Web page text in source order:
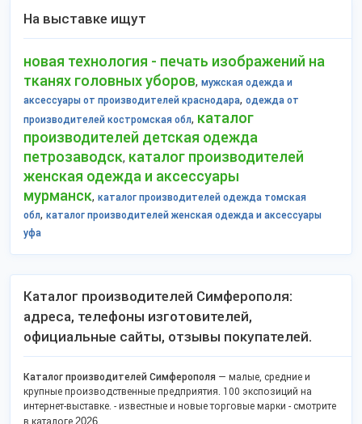
На выставке ищут
новая технология - печать изображений на
тканях головных уборов, мужская одежда и
аксессуары от производителей краснодара, одежда от
производителей костромская обл, каталог
производителей детская одежда
петрозаводск, каталог производителей
женская одежда и аксессуары
мурманск, каталог производителей одежда томская
обл, каталог производителей женская одежда и аксессуары
уфа
Каталог производителей Симферополя:
адреса, телефоны изготовителей,
официальные сайты, отзывы покупателей.
Каталог производителей Симферополя — малые, средние и
крупные производственные предприятия. 100 экспозиций на
интернет-выставке. - известные и новые торговые марки - смотрите
в каталоге 2026.